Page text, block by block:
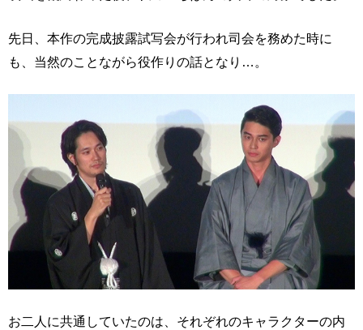
先日、本作の完成披露試写会が行われ司会を務めた時に
も、当然のことながら役作りの話となり…。
お二人に共通していたのは、それぞれのキャラクターの内